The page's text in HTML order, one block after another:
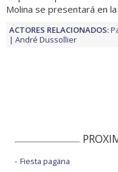
Molina se presentará en
ACTORES RELACIONADOS:
André Dussollier
Fiesta pagäna